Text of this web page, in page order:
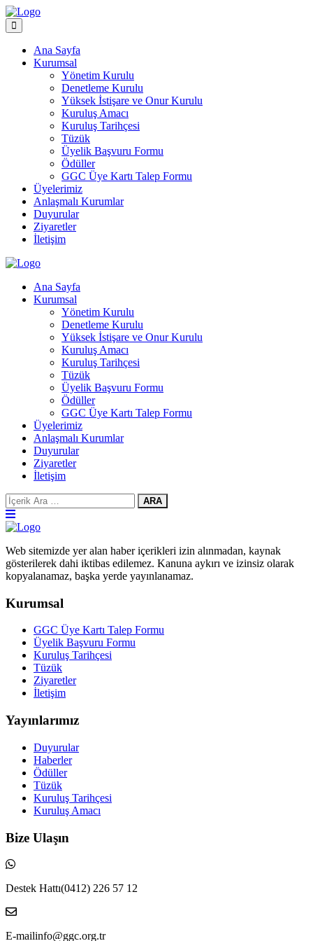
Ana Sayfa
Kurumsal
Yönetim Kurulu
Denetleme Kurulu
Yüksek İstişare ve Onur Kurulu
Kuruluş Amacı
Kuruluş Tarihçesi
Tüzük
Üyelik Başvuru Formu
Ödüller
GGC Üye Kartı Talep Formu
Üyelerimiz
Anlaşmalı Kurumlar
Duyurular
Ziyaretler
İletişim
Ana Sayfa
Kurumsal
Yönetim Kurulu
Denetleme Kurulu
Yüksek İstişare ve Onur Kurulu
Kuruluş Amacı
Kuruluş Tarihçesi
Tüzük
Üyelik Başvuru Formu
Ödüller
GGC Üye Kartı Talep Formu
Üyelerimiz
Anlaşmalı Kurumlar
Duyurular
Ziyaretler
İletişim
ARA
Web sitemizde yer alan haber içerikleri izin alınmadan, kaynak
gösterilerek dahi iktibas edilemez. Kanuna aykırı ve izinsiz olarak
kopyalanamaz, başka yerde yayınlanamaz.
Kurumsal
GGC Üye Kartı Talep Formu
Üyelik Başvuru Formu
Kuruluş Tarihçesi
Tüzük
Ziyaretler
İletişim
Yayınlarımız
Duyurular
Haberler
Ödüller
Tüzük
Kuruluş Tarihçesi
Kuruluş Amacı
Bize Ulaşın
Destek Hattı(0412) 226 57 12
E-mailinfo@ggc.org.tr